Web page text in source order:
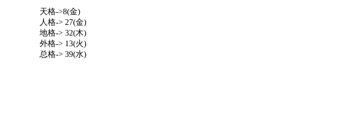
天格->8(金)
人格-> 27(金)
地格-> 32(木)
外格-> 13(火)
总格-> 39(水)